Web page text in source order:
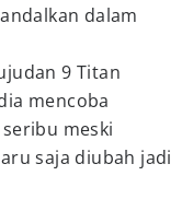
dalam
9 Titan
mencoba
meski
saja diubah jadi